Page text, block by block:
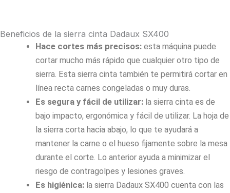
Beneficios de la sierra cinta Dadaux SX400
Hace cortes más precisos: esta máquina puede
cortar mucho más rápido que cualquier otro tipo de
sierra. Esta sierra cinta también te permitirá cortar en
línea recta carnes congeladas o muy duras.
Es segura y fácil de utilizar: la sierra cinta es de
bajo impacto, ergonómica y fácil de utilizar. La hoja de
la sierra corta hacia abajo, lo que te ayudará a
mantener la carne o el hueso fijamente sobre la mesa
durante el corte. Lo anterior ayuda a minimizar el
riesgo de contragolpes y lesiones graves.
Es higiénica: la sierra Dadaux SX400 cuenta con las